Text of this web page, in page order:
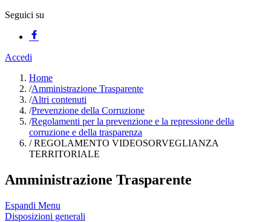
Seguici su
Accedi
Home
/Amministrazione Trasparente
/Altri contenuti
/Prevenzione della Corruzione
/Regolamenti per la prevenzione e la repressione della
corruzione e della trasparenza
/REGOLAMENTO VIDEOSORVEGLIANZA
TERRITORIALE
Amministrazione Trasparente
Espandi Menu
Disposizioni generali